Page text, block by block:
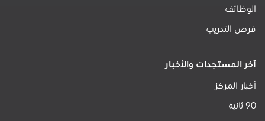
الوظائف
فرص التدريب
آخر المستجدات والأخبار
أخبار المركز
90 ثانية